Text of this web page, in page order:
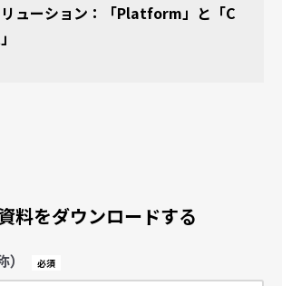
ューション：「Platform」と「C
料をダウンロードする